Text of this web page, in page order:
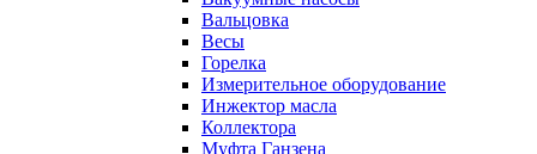
Вальцовка
Весы
Горелка
Измерительное оборудование
Инжектор масла
Коллектора
Муфта Ганзена